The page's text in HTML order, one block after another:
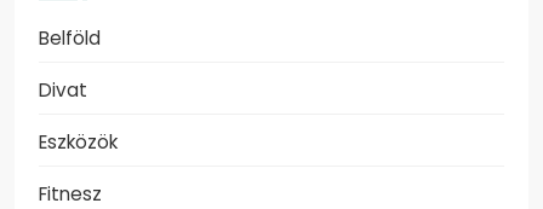
Belföld
Divat
Eszközök
Fitnesz